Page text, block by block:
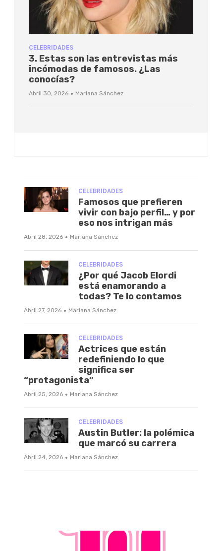
CELEBRIDADES
3. Estas son las entrevistas más
incómodas de famosos. ¿Las
conocías?
Abril 30, 2026 · Mariana Sánchez
CELEBRIDADES
Famosos que prefieren
vivir con bajo perfil… y por
eso nos intrigan más
Abril 28, 2026 · Mariana Sánchez
CELEBRIDADES
¿Por qué Jacob Elordi
está enamorando a
todas? Te lo contamos
Abril 27, 2026 · Mariana Sánchez
CELEBRIDADES
Actrices que están
redefiniendo lo que
significa ser
“protagonista”
Abril 25, 2026 · Mariana Sánchez
CELEBRIDADES
Austin Butler: la polémica
que marcó su carrera
Abril 24, 2026 · Mariana Sánchez